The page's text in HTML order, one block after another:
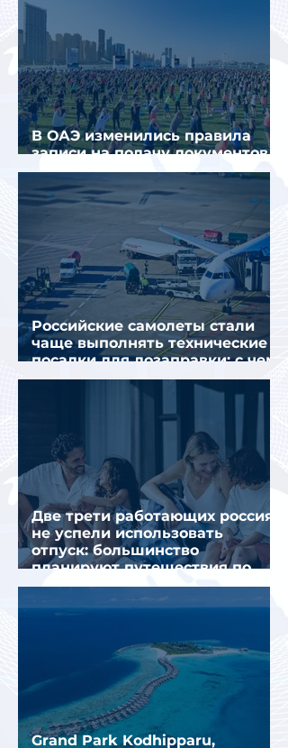
В ОАЭ изменились правила
записи на подачу документов
для визы в Испанию
Российские самолеты стали
чаще выполнять технические
посадки для дозаправки: с чем
это связано
Две трети работающих россиян
не успели использовать
отпуск: большинство
планируют путешествия по
стране
Grand Park Kodhipparu,